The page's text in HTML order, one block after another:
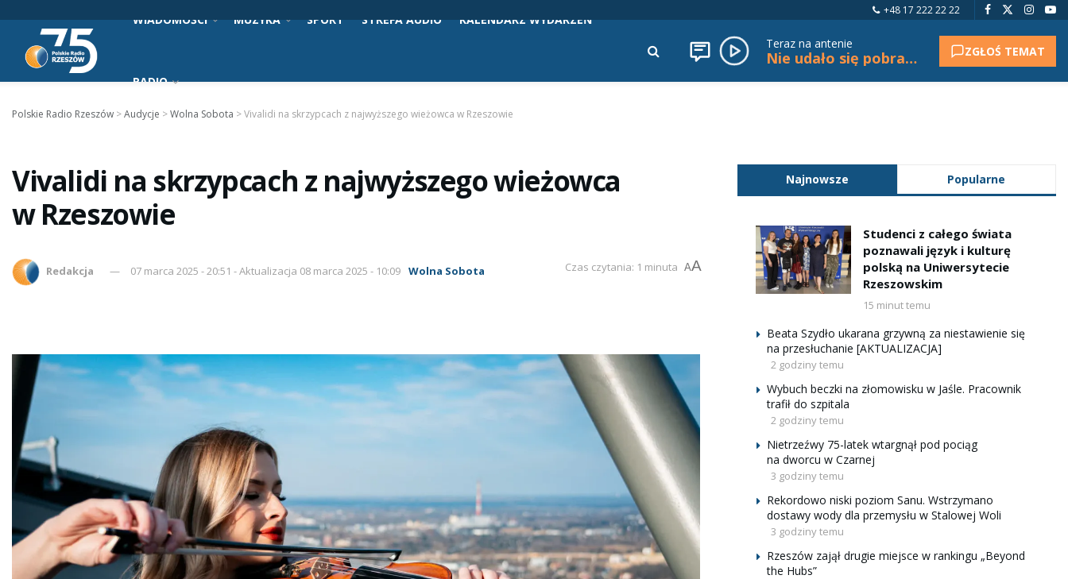
+48 17 222 22 22
WIADOMOŚCI MUZYKA SPORT STREFA AUDIO KALENDARZ WYDARZEŃ
RADIO
Teraz na antenie
Nie udało się pobrać tytułu. ZGŁOŚ TEMAT
Polskie Radio Rzeszów >Audycje >Wolna Sobota >Vivalidi na skrzypcach z najwyższego wieżowca w Rzeszowie
Vivalidi na skrzypcach z najwyższego wieżowca
w Rzeszowie
Redakcja 07 marca 2025 - 20:51 - Aktualizacja 08 marca 2025 - 10:09 Wolna Sobota Czas czytania: 1 minuta AA
Najnowsze Popularne
Studenci z całego świata
poznawali język i kulturę
polską na Uniwersytecie
Rzeszowskim
15 minut temu
Beata Szydło ukarana grzywną za niestawienie się
na przesłuchanie [AKTUALIZACJA]
2 godziny temu
Wybuch beczki na złomowisku w Jaśle. Pracownik
trafił do szpitala
2 godziny temu
Nietrzeźwy 75-latek wtargnął pod pociąg
na dworcu w Czarnej
3 godziny temu
Rekordowo niski poziom Sanu. Wstrzymano
dostawy wody dla przemysłu w Stalowej Woli
3 godziny temu
Rzeszów zajął drugie miejsce w rankingu „Beyond
the Hubs”